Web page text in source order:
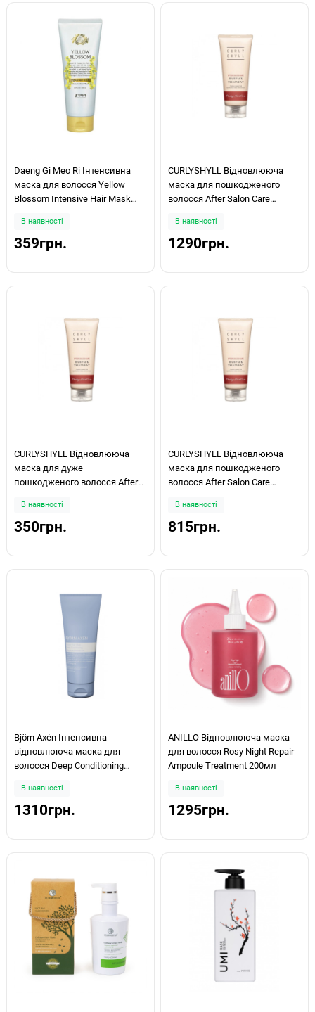
Daeng Gi Meo Ri Інтенсивна
маска для волосся Yellow
Blossom Intensive Hair Mask
В наявності
359грн.
CURLYSHYLL Відновлююча
маска для пошкодженого
волосся After Salon Care
В наявності
1290грн.
CURLYSHYLL Відновлююча
маска для дуже
пошкодженого волосся After
30 мл
В наявності
350грн.
CURLYSHYLL Відновлююча
маска для пошкодженого
волосся After Salon Care
В наявності
815грн.
Björn Axén Інтенсивна
відновлююча маска для
волосся Deep Conditioning
В наявності
1310грн.
ANILLO Відновлююча маска
для волосся Rosy Night Repair
Ampoule Treatment 200мл
В наявності
1295грн.